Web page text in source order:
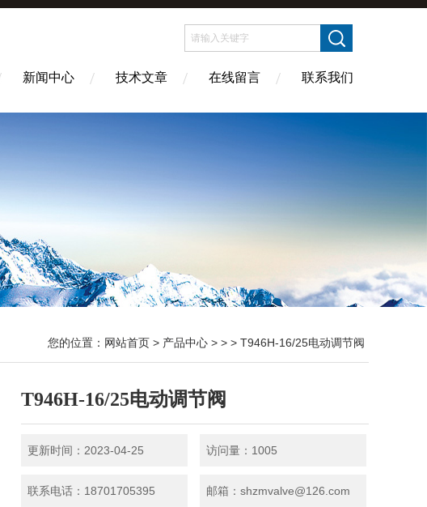
新闻中心 技术文章 在线留言 联系我们
您的位置： 网站首页 > 产品中心 > > > T946H-16/25电动调节阀
T946H-16/25电动调节阀
更新时间：2023-04-25 访问量：1005
联系电话：18701705395 邮箱：shzmvalve@126.com